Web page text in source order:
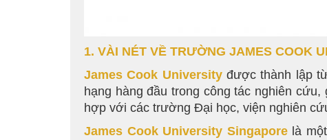
1. VÀI NÉT VỀ TRƯỜNG JAMES COOK
James Cook Universityđược thành lập
hạng hàng đầu trong công tác nghiên
hợp với các trường Đại học, viện nghiên
James Cook University Singapore là